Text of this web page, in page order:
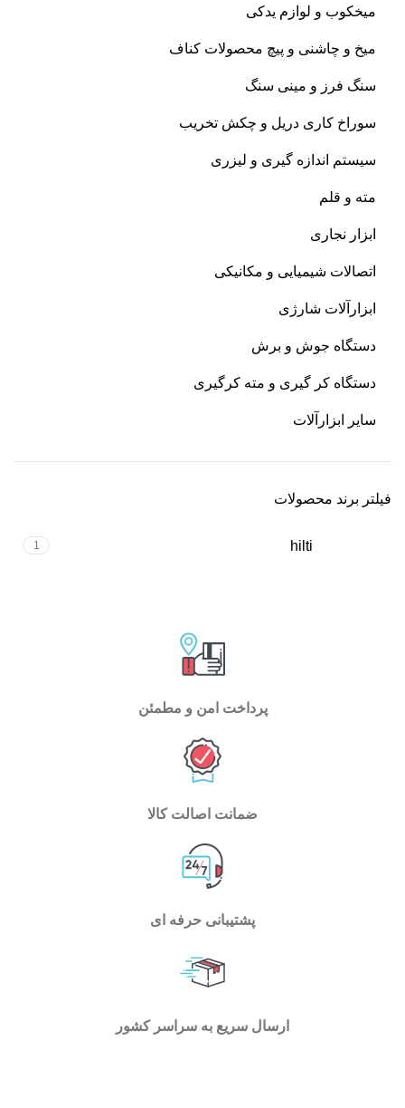
میخکوب و لوازم یدکی
میخ و چاشنی و پیچ محصولات کناف
سنگ فرز و مینی سنگ
سوراخ کاری دریل و چکش تخریب
سیستم اندازه گیری و لیزری
مته و قلم
ابزار نجاری
اتصالات شیمیایی و مکانیکی
ابزارآلات شارژی
دستگاه جوش و برش
دستگاه کر گیری و مته کرگیری
سایر ابزارآلات
فیلتر برند محصولات
hilti
1
پرداخت امن و مطمئن
ضمانت اصالت کالا
پشتیبانی حرفه ای
ارسال سریع به سراسر کشور